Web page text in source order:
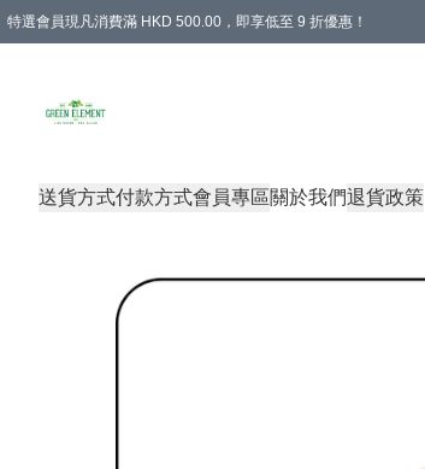
特選會員現凡消費滿 HKD 500.00，即享低至 9 折優惠！
送貨方式付款方式會員專區關於我們退貨政策